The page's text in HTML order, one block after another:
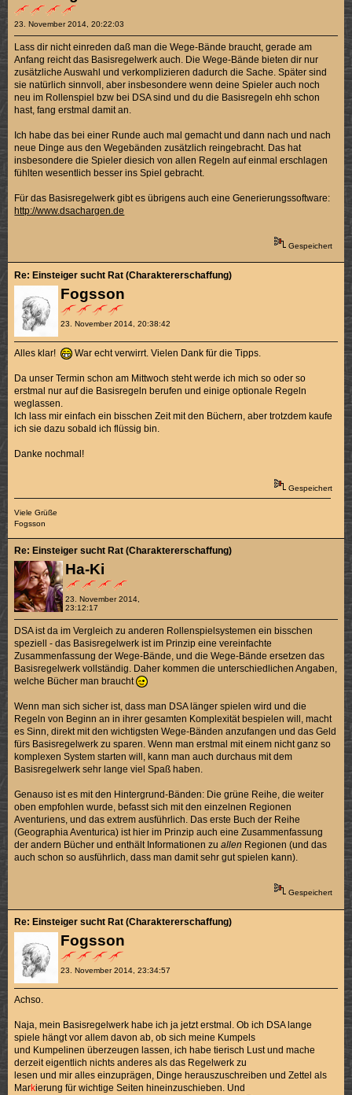
23. November 2014, 20:22:03
Lass dir nicht einreden daß man die Wege-Bände braucht, gerade am
Anfang reicht das Basisregelwerk auch. Die Wege-Bände bieten dir nur
zusätzliche Auswahl und verkomplizieren dadurch die Sache. Später sind
sie natürlich sinnvoll, aber insbesondere wenn deine Spieler auch noch
neu im Rollenspiel bzw bei DSA sind und du die Basisregeln ehh schon
hast, fang erstmal damit an.
Ich habe das bei einer Runde auch mal gemacht und dann nach und nach
neue Dinge aus den Wegebänden zusätzlich reingebracht. Das hat
insbesondere die Spieler diesich von allen Regeln auf einmal erschlagen
fühlten wesentlich besser ins Spiel gebracht.
Für das Basisregelwerk gibt es übrigens auch eine Generierungssoftware:
http://www.dsachargen.de
Gespeichert
Fogsson
23. November 2014, 20:38:42
Re: Einsteiger sucht Rat (Charaktererschaffung)
Alles klar! War echt verwirrt. Vielen Dank für die Tipps.
Da unser Termin schon am Mittwoch steht werde ich mich so oder so
erstmal nur auf die Basisregeln berufen und einige optionale Regeln
weglassen.
Ich lass mir einfach ein bisschen Zeit mit den Büchern, aber trotzdem kaufe
ich sie dazu sobald ich flüssig bin.
Danke nochmal!
Gespeichert
Viele Grüße
Fogsson
Ha-Ki
23. November 2014,
23:12:17
Re: Einsteiger sucht Rat (Charaktererschaffung)
DSA ist da im Vergleich zu anderen Rollenspielsystemen ein bisschen
speziell - das Basisregelwerk ist im Prinzip eine vereinfachte
Zusammenfassung der Wege-Bände, und die Wege-Bände ersetzen das
Basisregelwerk vollständig. Daher kommen die unterschiedlichen Angaben,
welche Bücher man braucht
Wenn man sich sicher ist, dass man DSA länger spielen wird und die
Regeln von Beginn an in ihrer gesamten Komplexität bespielen will, macht
es Sinn, direkt mit den wichtigsten Wege-Bänden anzufangen und das Geld
fürs Basisregelwerk zu sparen. Wenn man erstmal mit einem nicht ganz so
komplexen System starten will, kann man auch durchaus mit dem
Basisregelwerk sehr lange viel Spaß haben.
Genauso ist es mit den Hintergrund-Bänden: Die grüne Reihe, die weiter
oben empfohlen wurde, befasst sich mit den einzelnen Regionen
Aventuriens, und das extrem ausführlich. Das erste Buch der Reihe
(Geographia Aventurica) ist hier im Prinzip auch eine Zusammenfassung
der andern Bücher und enthält Informationen zuallen Regionen (und das
auch schon so ausführlich, dass man damit sehr gut spielen kann).
Gespeichert
Fogsson
23. November 2014, 23:34:57
Re: Einsteiger sucht Rat (Charaktererschaffung)
Achso.
Naja, mein Basisregelwerk habe ich ja jetzt erstmal. Ob ich DSA lange
spiele hängt vor allem davon ab, ob sich meine Kumpels
und Kumpelinen überzeugen lassen, ich habe tierisch Lust und mache
derzeit eigentlich nichts anderes als das Regelwerk zu
lesen und mir alles einzuprägen, Dinge herauszuschreiben und Zettel als
Markierung für wichtige Seiten hineinzuschieben. Und